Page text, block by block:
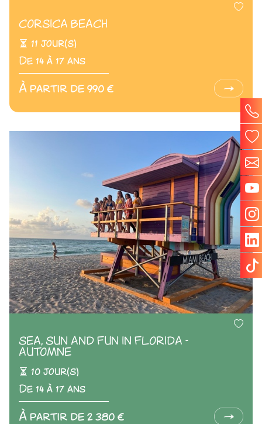
CORSICA BEACH
11 jour(s)
De 14 à 17 ans
À partir de 990 €
SEA, SUN AND FUN IN FLORIDA -
AUTOMNE
10 jour(s)
De 14 à 17 ans
À partir de 2 380 €